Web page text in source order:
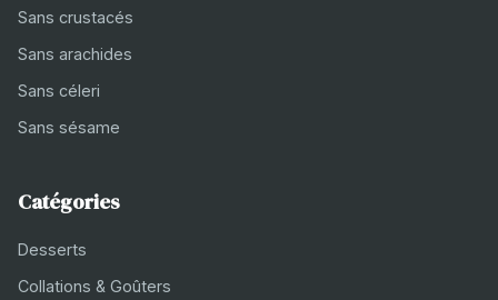
Sans crustacés
Sans arachides
Sans céleri
Sans sésame
Catégories
Desserts
Collations & Goûters